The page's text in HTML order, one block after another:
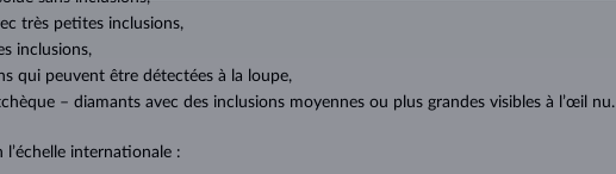
très petites inclusions,
inclusions,
qui peuvent être détectées à la loupe,
– diamants avec des inclusions moyennes ou plus grandes visibles à l’œil nu.
internationale :